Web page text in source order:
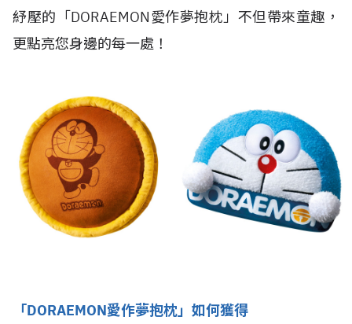
紓壓的「DORAEMON愛作夢抱枕」不但帶來童趣，
更點亮您身邊的每一處！
「DORAEMON愛作夢抱枕」如何獲得